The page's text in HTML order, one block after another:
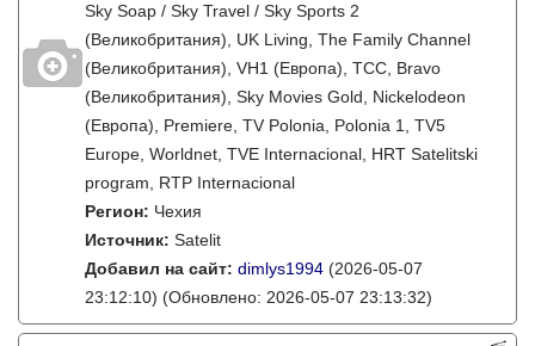
Sky Soap / Sky Travel / Sky Sports 2
(Великобритания), UK Living, The Family Channel
(Великобритания), VH1 (Европа), TCC, Bravo
(Великобритания), Sky Movies Gold, Nickelodeon
(Европа), Premiere, TV Polonia, Polonia 1, TV5
Europe, Worldnet, TVE Internacional, HRT Satelitski
program, RTP Internacional
Регион: Чехия
Источник: Satelit
Добавил на сайт: dimlys1994 (2026-05-07
23:12:10) (Обновлено: 2026-05-07 23:13:32)